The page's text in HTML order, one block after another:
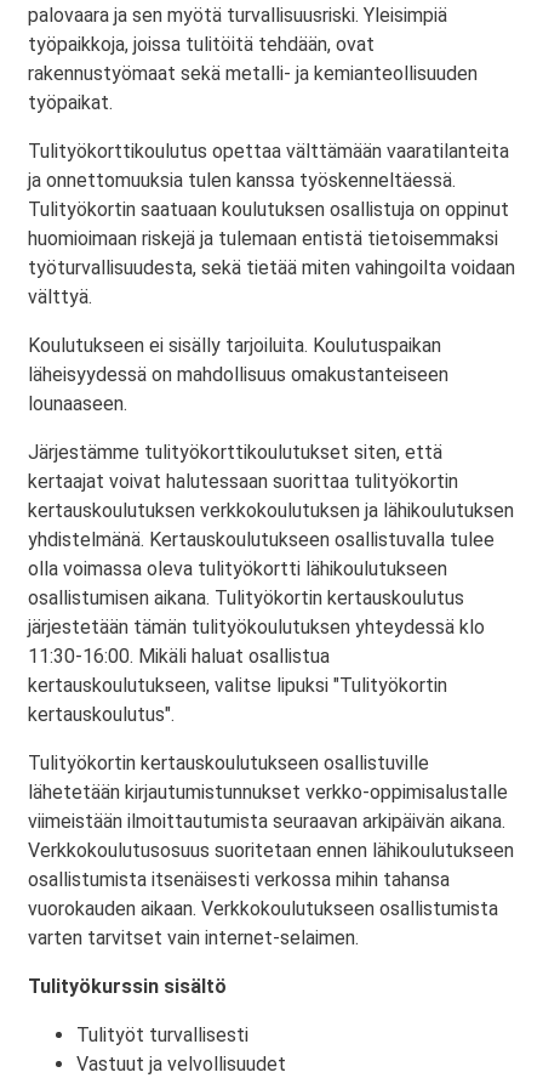
palovaara ja sen myötä turvallisuusriski. Yleisimpiä
työpaikkoja, joissa tulitöitä tehdään, ovat
rakennustyömaat sekä metalli- ja kemianteollisuuden
työpaikat.
Tulityökorttikoulutus opettaa välttämään vaaratilanteita
ja onnettomuuksia tulen kanssa työskenneltäessä.
Tulityökortin saatuaan koulutuksen osallistuja on oppinut
huomioimaan riskejä ja tulemaan entistä tietoisemmaksi
työturvallisuudesta, sekä tietää miten vahingoilta voidaan
välttyä.
Koulutukseen ei sisälly tarjoiluita. Koulutuspaikan
läheisyydessä on mahdollisuus omakustanteiseen
lounaaseen.
Järjestämme tulityökorttikoulutukset siten, että
kertaajat voivat halutessaan suorittaa tulityökortin
kertauskoulutuksen verkkokoulutuksen ja lähikoulutuksen
yhdistelmänä. Kertauskoulutukseen osallistuvalla tulee
olla voimassa oleva tulityökortti lähikoulutukseen
osallistumisen aikana. Tulityökortin kertauskoulutus
järjestetään tämän tulityökoulutuksen yhteydessä klo
11:30-16:00. Mikäli haluat osallistua
kertauskoulutukseen, valitse lipuksi "Tulityökortin
kertauskoulutus".
Tulityökortin kertauskoulutukseen osallistuville
lähetetään kirjautumistunnukset verkko-oppimisalustalle
viimeistään ilmoittautumista seuraavan arkipäivän aikana.
Verkkokoulutusosuus suoritetaan ennen lähikoulutukseen
osallistumista itsenäisesti verkossa mihin tahansa
vuorokauden aikaan. Verkkokoulutukseen osallistumista
varten tarvitset vain internet-selaimen.
Tulityökurssin sisältö
Tulityöt turvallisesti
Vastuut ja velvollisuudet